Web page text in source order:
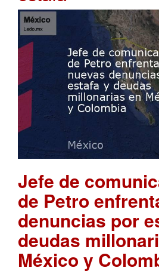
Jefe de
de Petro
denuncias por
deudas
México y